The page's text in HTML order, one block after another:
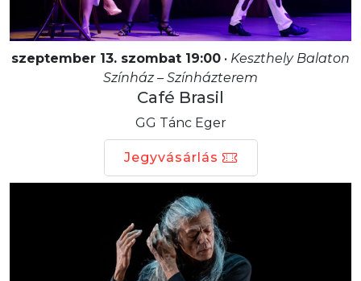
szeptember 13. szombat 19:00 • Keszthely Balaton
Színház – Színházterem
Café Brasil
GG Tánc Eger
Jegyvásárlás